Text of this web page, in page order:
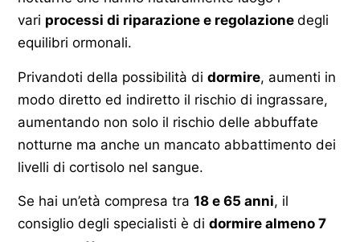
vari processi di riparazione e regolazione degli
equilibri ormonali.
Privandoti della possibilità di dormire, aumenti in
modo diretto ed indiretto il rischio di ingrassare,
aumentando non solo il rischio delle abbuffate
notturne ma anche un mancato abbattimento dei
livelli di cortisolo nel sangue.
Se hai un’età compresa tra 18 e 65 anni, il
consiglio degli specialisti è di dormire almeno 7